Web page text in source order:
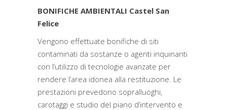
BONIFICHE AMBIENTALI Castel San
Felice
Vengono effettuate bonifiche di siti
contaminati da sostanze o agenti inquinanti
con l’utilizzo di tecnologie avanzate per
rendere l’area idonea alla restituzione. Le
prestazioni prevedono sopralluoghi,
carotaggi e studio del piano d’intervento e